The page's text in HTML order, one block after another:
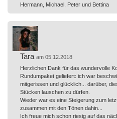
Hermann, Michael, Peter und Bettina
Tara am 05.12.2018
Herzlichen Dank für das wundervolle
Rundumpaket geliefert: ich war
mitgerissen und glücklich... darüber,
Stücken lauschen zu dürfen.
Wieder war es eine Steigerung zum
zusammen mit den Tönen dahin...
Ich freue mich schon riesig auf das